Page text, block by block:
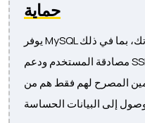
حماية
يوفر MySQL ميزات أمان قوية لحماية بياناتك، بما في ذلك
مصادقة المستخدم ودعم SSL وتشفير البيانات. يضمن التحكم
المصرح لهم فقط هم من